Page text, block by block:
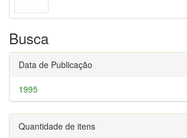
Busca
Data de Publicação
1995
Quantidade de itens